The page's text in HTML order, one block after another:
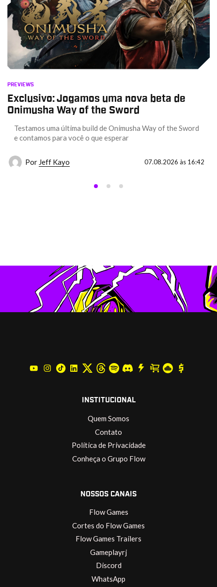
PREVIEWS
Exclusivo: Jogamos uma nova beta de
Onimusha Way of the Sword
Testamos uma última build de Onimusha Way of the Sword
e contamos para você o que esperar
Por Jeff Kayo 07.08.2026 às 16:42
INSTITUCIONAL
Quem Somos
Contato
Política de Privacidade
Conheça o Grupo Flow
NOSSOS CANAIS
Flow Games
Cortes do Flow Games
Flow Games Trailers
Gameplayrj
Discord
WhatsApp